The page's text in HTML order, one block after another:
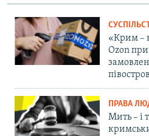
«Крим –
Ozon
ПРАВА
Мить – і